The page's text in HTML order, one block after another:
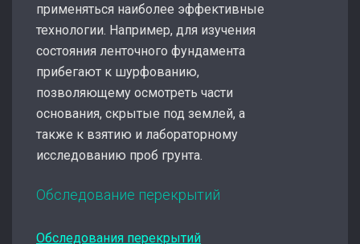
применяться наиболее эффективные
технологии. Например, для изучения
состояния ленточного фундамента
прибегают к шурфованию,
позволяющему осмотреть части
основания, скрытые под землей, а
также к взятию и лабораторному
исследованию проб грунта.
Обследование перекрытий
Обследования перекрытий